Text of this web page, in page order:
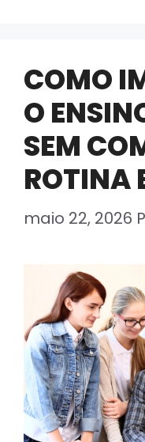
COMO
O
SEM
ROTINA
maio 22, 2026